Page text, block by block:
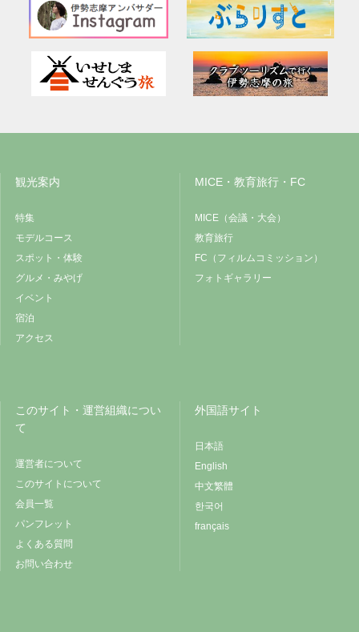
観光案内
特集
モデルコース
スポット・体験
グルメ・みやげ
イベント
宿泊
アクセス
MICE・教育旅行・FC
MICE（会議・大会）
教育旅行
FC（フィルムコミッション）
フォトギャラリー
このサイト・運営組織につい
て
運営者について
このサイトについて
会員一覧
パンフレット
よくある質問
お問い合わせ
外国語サイト
日本語
English
中文繁體
한국어
français